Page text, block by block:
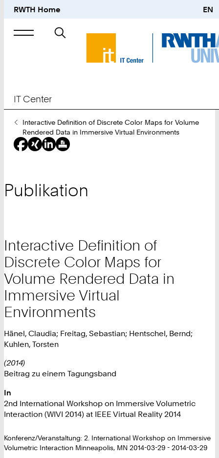
RWTH Home EN
Suche
nach
IT Center
Sie
sind
hier:
Interactive Definition of Discrete Color Maps for Volume
Rendered Data in Immersive Virtual Environments
Publikation
Interactive Definition of
Discrete Color Maps for
Volume Rendered Data in
Immersive Virtual
Environments
Hänel, Claudia; Freitag, Sebastian; Hentschel, Bernd;
Kuhlen, Torsten
(2014)
Beitrag zu einem Tagungsband
In
2nd International Workshop on Immersive Volumetric
Interaction (WIVI 2014) at IEEE Virtual Reality 2014
Konferenz/Veranstaltung: 2. International Workshop on Immersive
Volumetric Interaction Minneapolis, MN 2014-03-29 - 2014-03-29